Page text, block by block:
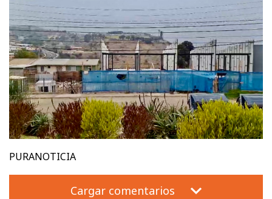
PURANOTICIA
Cargar comentarios